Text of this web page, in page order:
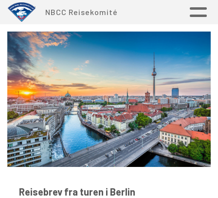
NBCC Reisekomité
Reisebrev fra turen i Berlin